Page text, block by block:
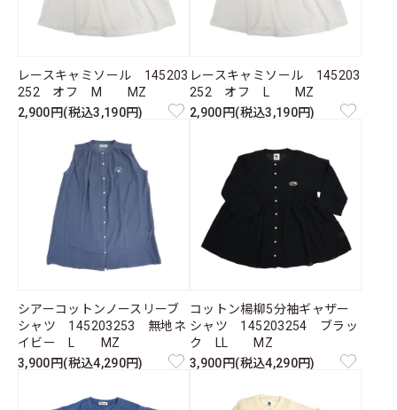
レースキャミソール 145203
252 オフ M MZ
2,900円(税込3,190円)
レースキャミソール 145203
252 オフ L MZ
2,900円(税込3,190円)
シアーコットンノースリーブ
シャツ 145203253 無地ネ
イビー L MZ
3,900円(税込4,290円)
コットン楊柳5分袖ギャザー
シャツ 145203254 ブラッ
ク LL MZ
3,900円(税込4,290円)